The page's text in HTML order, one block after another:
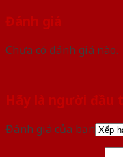
Đánh giá
Chưa có đánh giá nào.
Hãy là người đầu
Đánh giá của bạn